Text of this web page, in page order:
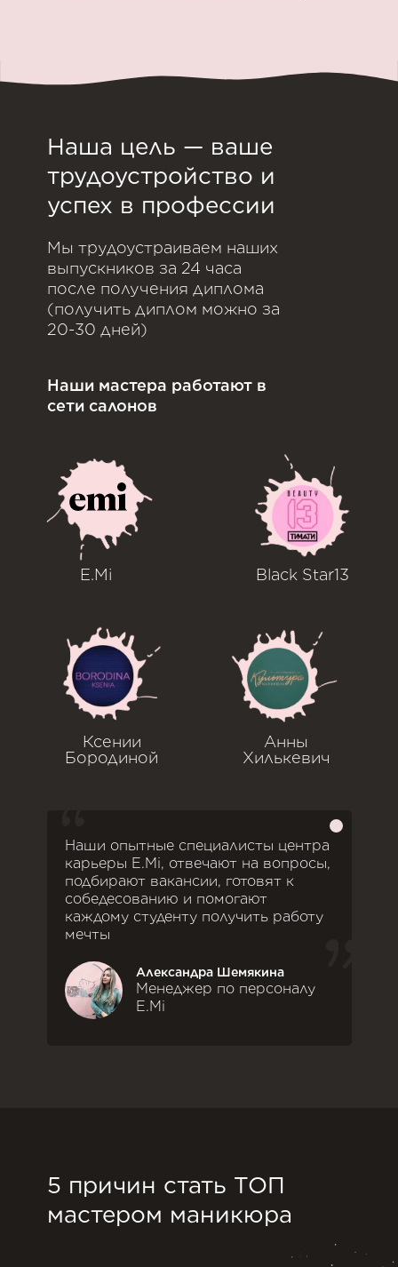
Наша цель — ваше
трудоустройство и
успех в профессии
Мы трудоустраиваем наших
выпускников за 24 часа
после получения диплома
(получить диплом можно за
20-30 дней)
Наши мастера работают в
сети салонов
E.Mi Black Star13
Ксении
Бородиной
Анны
Хилькевич
Наши опытные специалисты центра
карьеры E.Mi, отвечают на вопросы,
подбирают вакансии, готовят к
собедесованию и помогают
каждому студенту получить работу
мечты
Александра Шемякина
Менеджер по персоналу
E.Mi
5 причин стать ТОП
мастером маникюра